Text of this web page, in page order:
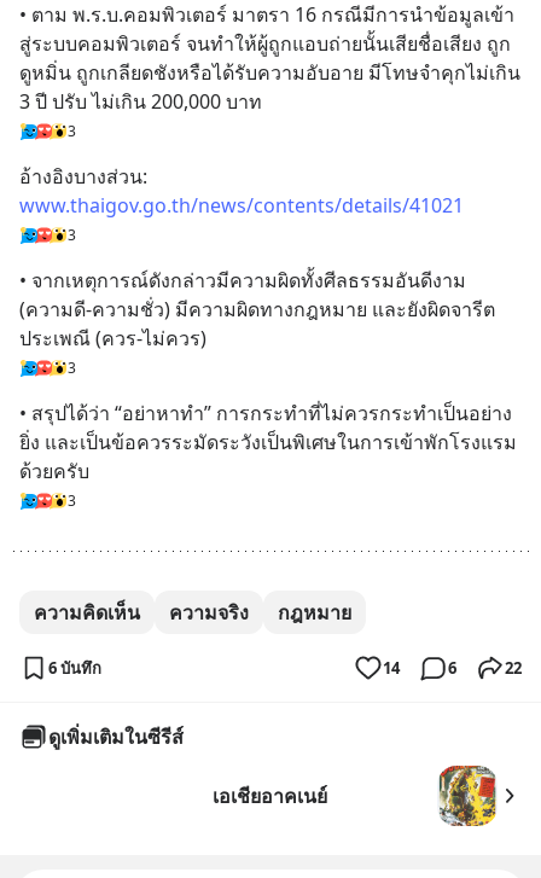
• ตาม พ.ร.บ.คอมพิวเตอร์ มาตรา 16 กรณีมีการนำข้อมูลเข้า
สู่ระบบคอมพิวเตอร์ จนทำให้ผู้ถูกแอบถ่ายนั้นเสียชื่อเสียง ถูก
ดูหมิ่น ถูกเกลียดชังหรือได้รับความอับอาย มีโทษจำคุกไม่เกิน
3 ปี ปรับ ไม่เกิน 200,000 บาท
3
www.thaigov.go.th/news/contents/details/41021
3
• จากเหตุการณ์ดังกล่าวมีความผิดทั้งศีลธรรมอันดีงาม
(ความดี-ความชั่ว) มีความผิดทางกฎหมาย และยังผิดจารีต
ประเพณี (ควร-ไม่ควร)
3
• สรุปได้ว่า “อย่าหาทำ” การกระทำที่ไม่ควรกระทำเป็นอย่าง
ยิ่ง และเป็นข้อควรระมัดระวังเป็นพิเศษในการเข้าพักโรงแรม
ด้วยครับ
3
ความคิดเห็น ความจริง กฎหมาย
6 บันทึก 14 6 22
ดูเพิ่มเติมในซีรีส์
เอเชียอาคเนย์